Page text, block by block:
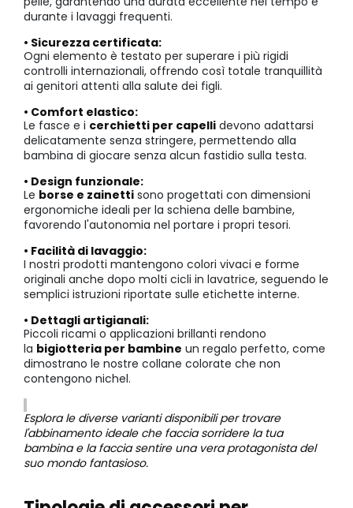
durante i lavaggi frequenti.
• Sicurezza certificata:
Ogni elemento è testato per superare i più rigidi
controlli internazionali, offrendo così totale tranquillità
ai genitori attenti alla salute dei figli.
• Comfort elastico:
Le fasce e i cerchietti per capelli devono adattarsi
delicatamente senza stringere, permettendo alla
bambina di giocare senza alcun fastidio sulla testa.
• Design funzionale:
Le borse e zainetti sono progettati con dimensioni
ergonomiche ideali per la schiena delle bambine,
favorendo l'autonomia nel portare i propri tesori.
• Facilità di lavaggio:
I nostri prodotti mantengono colori vivaci e forme
originali anche dopo molti cicli in lavatrice, seguendo le
semplici istruzioni riportate sulle etichette interne.
• Dettagli artigianali:
Piccoli ricami o applicazioni brillanti rendono
la bigiotteria per bambine un regalo perfetto, come
dimostrano le nostre collane colorate che non
contengono nichel.
Esplora le diverse varianti disponibili per trovare
l'abbinamento ideale che faccia sorridere la tua
bambina e la faccia sentire una vera protagonista del
suo mondo fantasioso.